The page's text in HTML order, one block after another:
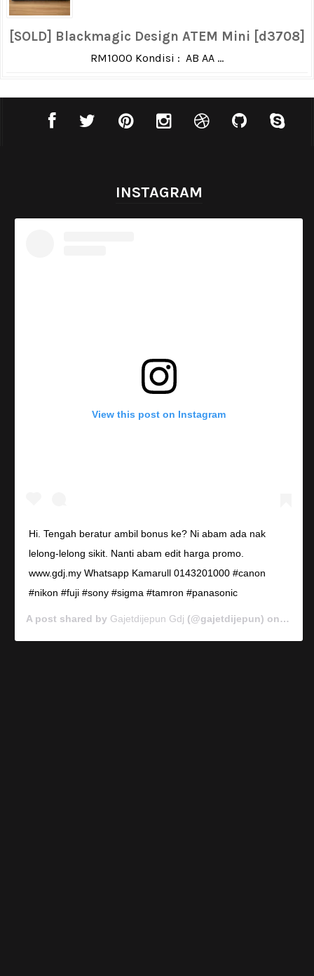
[SOLD] Blackmagic Design ATEM Mini [d3708]
RM1000 Kondisi : AB AA ...
INSTAGRAM
View this post on Instagram
Hi. Tengah beratur ambil bonus ke? Ni abam ada nak
lelong-lelong sikit. Nanti abam edit harga promo.
www.gdj.my Whatsapp Kamarull 0143201000 #canon
#nikon #fuji #sony #sigma #tamron #panasonic
A post shared by Gajetdijepun Gdj (@gajetdijepun) on Jan 7,